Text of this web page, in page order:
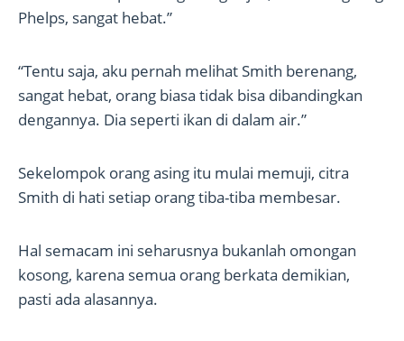
Phelps, sangat hebat.”
“Tentu saja, aku pernah melihat Smith berenang,
sangat hebat, orang biasa tidak bisa dibandingkan
dengannya. Dia seperti ikan di dalam air.”
Sekelompok orang asing itu mulai memuji, citra
Smith di hati setiap orang tiba-tiba membesar.
Hal semacam ini seharusnya bukanlah omongan
kosong, karena semua orang berkata demikian,
pasti ada alasannya.